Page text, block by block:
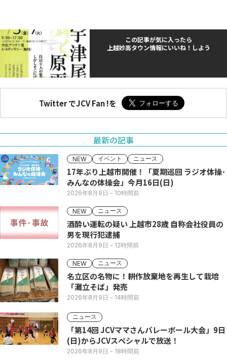
この記事が気に入ったら
上越妙高タウン情報にいいね！しよう
Twitter でJCV Fan !を
最新の記事
NEW イベント ニュース
17年ぶり上越市開催！「夏期巡回 ラジオ体操･
みんなの体操会」今月16日(日)
2026年8月9日 - 10時間前
NEW ニュース
酒酔い運転の疑い 上越市28歳 自称会社役員の
男を現行犯逮捕
2026年8月9日 - 12時間前
NEW ニュース
名立区の名物に！耕作放棄地を再生して栽培
「灘立そば」発売
2026年8月9日 - 14時間前
ニュース
「第14回 JCVママさんバレーボール大会」9日
(日)からJCVスペシャルで放送！
2026年8月9日 - 18時間前